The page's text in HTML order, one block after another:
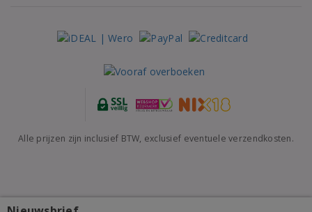
La Caudrina Moscato d'Asti 2025
Alle prijzen zijn inclusief BTW, exclusief eventuele verzendkosten.